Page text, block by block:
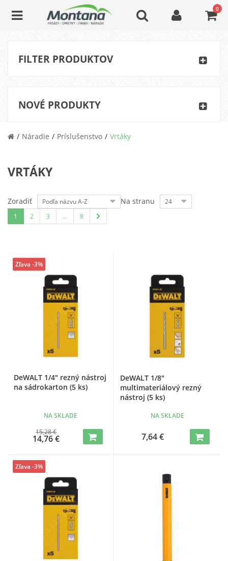
0
FILTER PRODUKTOV
NOVÉ PRODUKTY
Náradie Príslušenstvo Vrtáky
VRTÁKY
Zoradiť Podľa názvu A-Z Na stranu
24
1
2 3 ... 8
DeWALT 1/4" rezný nástroj
na sádrokarton (5 ks)
NA SKLADE
15,28 €
14,76 €
Zľava -3%
DeWALT 1/8"
multimateriálový rezný
nástroj (5 ks)
NA SKLADE
7,64 €
Zľava -3%